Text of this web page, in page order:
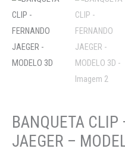
BANQUETA CLIP
JAEGER –
FERNANDO
JAEGER
-
MODELO